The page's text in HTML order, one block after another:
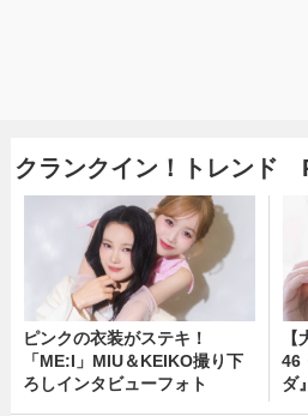
クランクイン！トレンド
ピンクの衣装がステキ！
「ME:I」MIU＆KEIKO撮り下
ろしインタビューフォト
46
ダ